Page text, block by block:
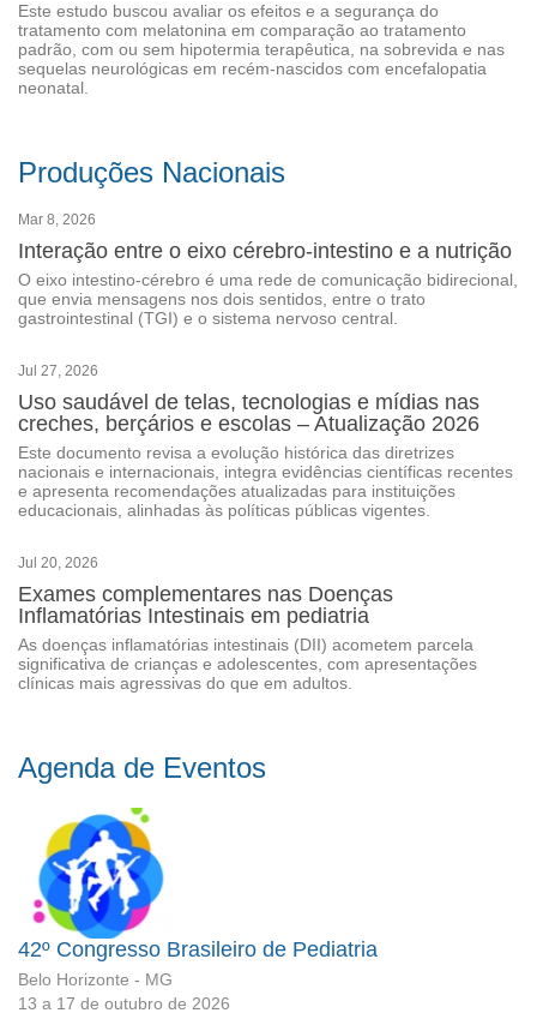
Este estudo buscou avaliar os efeitos e a segurança do
tratamento com melatonina em comparação ao tratamento
padrão, com ou sem hipotermia terapêutica, na sobrevida e nas
sequelas neurológicas em recém-nascidos com encefalopatia
neonatal.
Produções Nacionais
Mar 8, 2026
Interação entre o eixo cérebro-intestino e a nutrição
O eixo intestino-cérebro é uma rede de comunicação bidirecional,
que envia mensagens nos dois sentidos, entre o trato
gastrointestinal (TGI) e o sistema nervoso central.
Jul 27, 2026
Uso saudável de telas, tecnologias e mídias nas
creches, berçários e escolas – Atualização 2026
Este documento revisa a evolução histórica das diretrizes
nacionais e internacionais, integra evidências científicas recentes
e apresenta recomendações atualizadas para instituições
educacionais, alinhadas às políticas públicas vigentes.
Jul 20, 2026
Exames complementares nas Doenças
Inflamatórias Intestinais em pediatria
As doenças inflamatórias intestinais (DII) acometem parcela
significativa de crianças e adolescentes, com apresentações
clínicas mais agressivas do que em adultos.
Agenda de Eventos
42º Congresso Brasileiro de Pediatria
Belo Horizonte - MG
13 a 17 de outubro de 2026